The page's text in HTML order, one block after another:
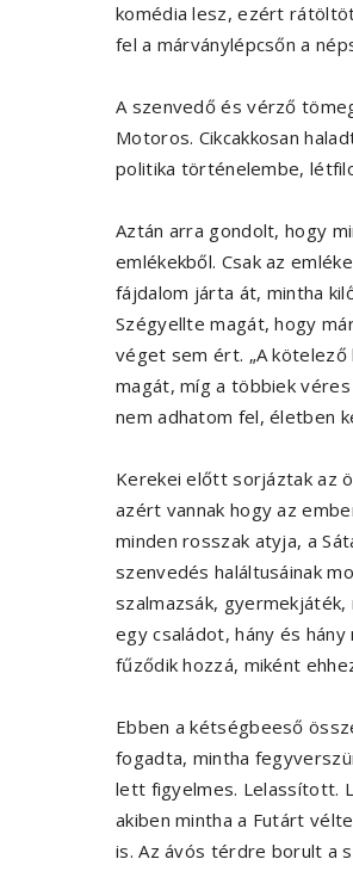
komédia lesz, ezért
fel a márványlépcsőn a
A szenvedő és vérző
Motoros. Cikcakkosan
politika történelembe,
Aztán arra gondolt, hogy
emlékekből. Csak az
fájdalom járta át, mintha
Szégyellte magát, hogy
véget sem ért. „A
magát, míg a többiek
nem adhatom fel, életben
Kerekei előtt sorjáztak az
azért vannak hogy az
minden rosszak atyja, a
szenvedés haláltusáinak
szalmazsák,
egy családot, hány és
fűződik hozzá, miként
Ebben a kétségbeeső
fogadta, mintha
lett figyelmes. Lelassított.
akiben mintha a Futárt
is. Az ávós térdre borult a